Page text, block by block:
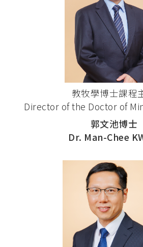
教牧學博士課程
Director of the Doctor of
郭文池博士
Dr. Man-Chee